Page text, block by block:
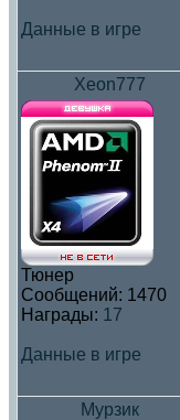
Данные в игре
Xeon777
Тюнер
Сообщений: 1470
Награды: 17
Данные в игре
Мурзик